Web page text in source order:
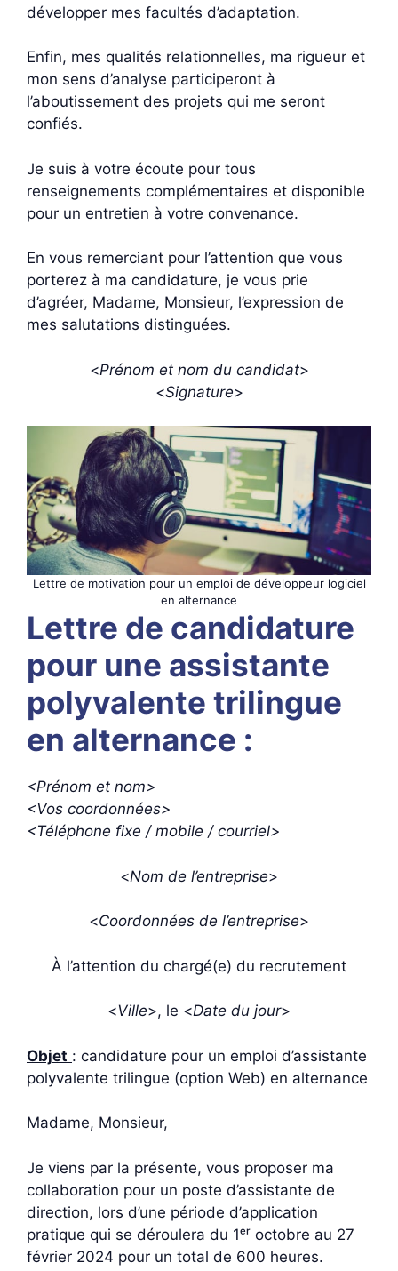
développer mes facultés d’adaptation.
Enfin, mes qualités relationnelles, ma rigueur et
mon sens d’analyse participeront à
l’aboutissement des projets qui me seront
confiés.
Je suis à votre écoute pour tous
renseignements complémentaires et disponible
pour un entretien à votre convenance.
En vous remerciant pour l’attention que vous
porterez à ma candidature, je vous prie
d’agréer, Madame, Monsieur, l’expression de
mes salutations distinguées.
<Prénom et nom du candidat>
<Signature>
Lettre de motivation pour un emploi de développeur logiciel
en alternance
Lettre de candidature
pour une assistante
polyvalente trilingue
en alternance :
<Prénom et nom>
<Vos coordonnées>
<Téléphone fixe / mobile / courriel>
<Nom de l’entreprise>
<Coordonnées de l’entreprise>
À l’attention du chargé(e) du recrutement
<Ville>, le <Date du jour>
Objet : candidature pour un emploi d’assistante
polyvalente trilingue (option Web) en alternance
Madame, Monsieur,
Je viens par la présente, vous proposer ma
collaboration pour un poste d’assistante de
direction, lors d’une période d’application
pratique qui se déroulera du 1ᵉʳ octobre au 27
février 2024 pour un total de 600 heures.